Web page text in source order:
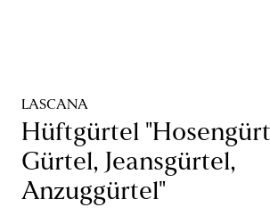
LASCANA
Hüftgürtel
Gürtel, Jeansgürtel,
Anzuggürtel"